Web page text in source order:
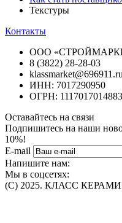
Текстуры
Контакты
ООО
8 (3822) 28-28-03
klassmarket@696911.ru
ИНН: 7017290950
ОГРН: 1117017014883
Оставайтесь на связи
Подпишитесь на наши
10%!
E-mail
Напишите нам:
Мы в соцсетях:
(C) 2025. КЛАСС